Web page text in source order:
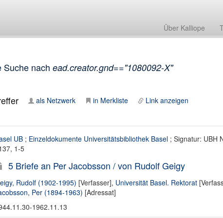
Über Kalliope
Suche nach ead.creator.gnd=="1080092-X"
als Netzwerk in Merkliste Link anzeigen
UB; Einzeldokumente Universitätsbibliothek Basel; Signatur: UBH
1-5
5 Briefe an Per Jacobsson / von Rudolf Geigy
Rudolf (1902-1995) [Verfasser], Universität Basel. Rektorat
Per (1894-1963) [Adressat]
1962.11.13